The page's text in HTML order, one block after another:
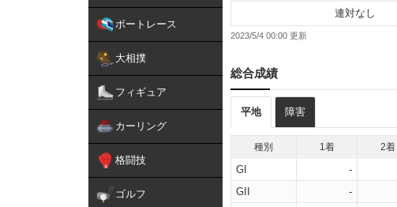
ボートレース
大相撲
フィギュア
カーリング
格闘技
ゴルフ
連対なし
2023/5/4 00:00
総合成績
平地 障害
種別 1着 2着
GI -
GII
-